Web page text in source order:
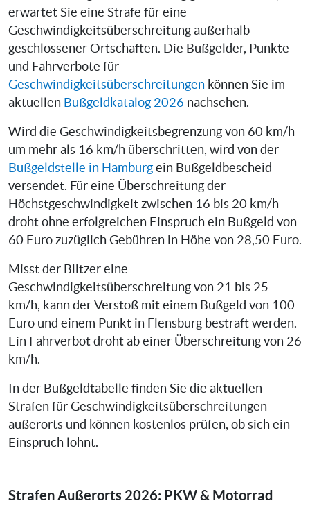
erwartet Sie eine Strafe für eine
Geschwindigkeitsüberschreitung außerhalb
geschlossener Ortschaften. Die Bußgelder, Punkte
und Fahrverbote für
Geschwindigkeitsüberschreitungen können Sie im
aktuellen Bußgeldkatalog 2026 nachsehen.
Wird die Geschwindigkeitsbegrenzung von 60 km/h
um mehr als 16 km/h überschritten, wird von der
Bußgeldstelle in Hamburg ein Bußgeldbescheid
versendet. Für eine Überschreitung der
Höchstgeschwindigkeit zwischen 16 bis 20 km/h
droht ohne erfolgreichen Einspruch ein Bußgeld von
60 Euro zuzüglich Gebühren in Höhe von 28,50 Euro.
Misst der Blitzer eine
Geschwindigkeitsüberschreitung von 21 bis 25
km/h, kann der Verstoß mit einem Bußgeld von 100
Euro und einem Punkt in Flensburg bestraft werden.
Ein Fahrverbot droht ab einer Überschreitung von 26
km/h.
In der Bußgeldtabelle finden Sie die aktuellen
Strafen für Geschwindigkeitsüberschreitungen
außerorts und können kostenlos prüfen, ob sich ein
Einspruch lohnt.
Strafen Außerorts 2026: PKW & Motorrad